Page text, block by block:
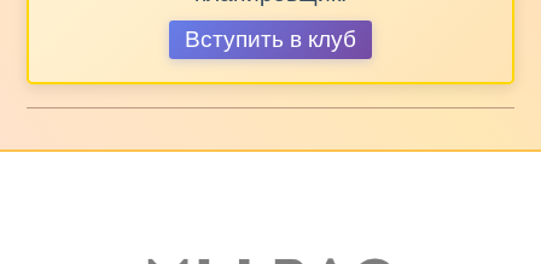
Вступить в клуб